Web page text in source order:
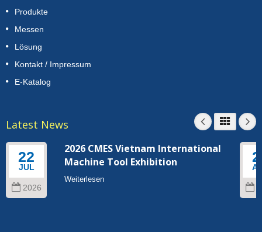
Produkte
Messen
Lösung
Kontakt / Impressum
E-Katalog
Latest News
22
JUL
2026
2026 CMES Vietnam International
Machine Tool Exhibition
Weiterlesen